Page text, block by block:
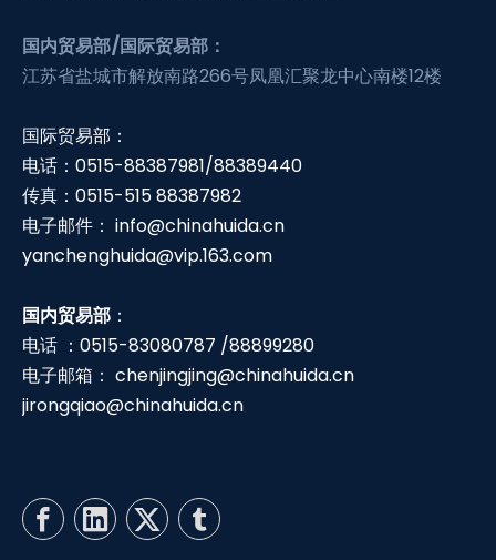
国内贸易部/国际贸易部：
江苏省盐城市解放南路266号凤凰汇聚龙中心南楼12楼
国际贸易部：
电话：0515-88387981/88389440
传真：0515-515 88387982
电子邮件： info@chinahuida.cn
yanchenghuida@vip.163.com
国内贸易部 ：
电话 ：0515-83080787 /88899280
电子邮箱： chenjingjing@chinahuida.cn
jirongqiao@chinahuida.cn